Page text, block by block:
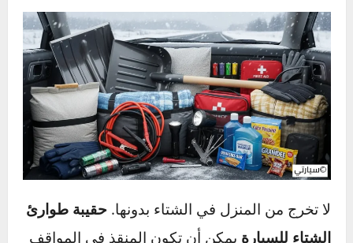
القيادة في المطر:الخطر الأكبر هو “الانزلاق
المائي”، حيث يطفو الإطار فوق طبقة من الماء
ويفقد تلامسه تماماً مع الطريق. لتجنبه، أبطئ
السرعة، وتجنب البرك العميقة، وحافظ على ضغط
الإطارات صحيحاً.
القيادة في الضباب:الرؤية هي التحدي. استخدم
الأضواء المنخفضة وأضواء الضباب (الضوء العالي
ينعكس على قطرات الماء ويزيد الأمر سوءاً). قد